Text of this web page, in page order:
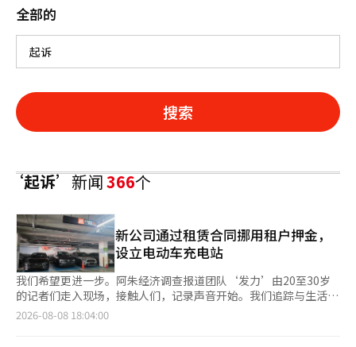
全部的
搜索
‘起诉’新闻366个
新公司通过租赁合同挪用租户押金，
设立电动车充电站
我们希望更进一步。阿朱经济调查报道团队‘发力’由20至30岁
的记者们走入现场，接触人们，记录声音开始。我们追踪与生活息
息相关的经济、产业、政治、社会、房地产和文化等各个领域的问
2026-08-08 18:04:00